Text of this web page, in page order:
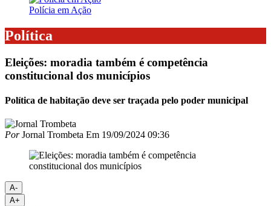
Polícia em Ação
Política
Eleições: moradia também é competência
constitucional dos municípios
Política de habitação deve ser traçada pelo poder municipal
PorJornal Trombeta Em 19/09/2024 09:36
A-
A+